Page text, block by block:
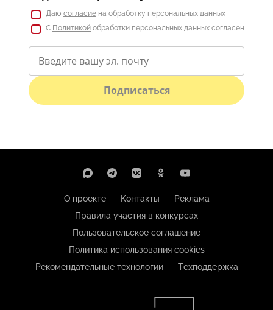
Даю согласие на обработку персональных данных
С Политикой обработки персональных данных согласен
Подписаться
О проекте Контакты
Реклама
Правила участия в конкурсах
Пользовательское соглашение
Политика использования cookies
Рекомендательные технологии
Техподдержка